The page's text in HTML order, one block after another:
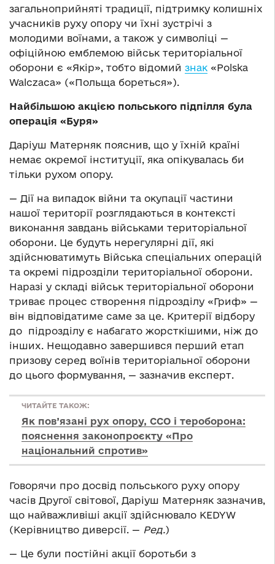
загальноприйняті традиції, підтримку колишніх
учасників руху опору чи їхні зустрічі з
молодими воїнами, а також у символіці —
офіційною емблемою військ територіальної
оборони є «Якір», тобто відомий знак «Polska
Walczaca» («Польща бореться»).
Найбільшою акцією польського підпілля була
операція «Буря»
Даріуш Матерняк пояснив, що у їхній країні
немає окремої інституції, яка опікувалась би
тільки рухом опору.
— Дії на випадок війни та окупації частини
нашої території розглядаються в контексті
виконання завдань військами територіальної
оборони. Це будуть нерегулярні дії, які
здійснюватимуть Війська спеціальних операцій
та окремі підрозділи територіальної оборони.
Наразі у складі військ територіальної оборони
триває процес створення підрозділу «Гриф» —
він відповідатиме саме за це. Критерії відбору
до підрозділу є набагато жорсткішими, ніж до
інших. Нещодавно завершився перший етап
призову серед воїнів територіальної оборони
до цього формування, — зазначив експерт.
ЧИТАЙТЕ ТАКОЖ:
Як пов’язані рух опору, ССО і тероборона:
пояснення законопроєкту «Про
національний спротив»
Говорячи про досвід польського руху опору
часів Другої світової, Даріуш Матерняк зазначив,
що найважливіші акції здійснювало KEDYW
(Керівництво диверсії. — Ред.)
— Це були постійні акції боротьби з